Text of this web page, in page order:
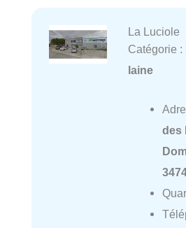
La Luciole
Catégorie :
laine
des